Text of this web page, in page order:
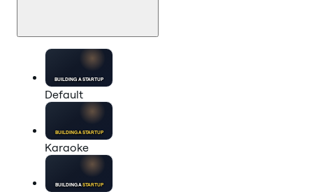
BUILDING ASTARTUP
Default
BUILDING ASTARTUP
Karaoke
BUILDING ASTARTUP